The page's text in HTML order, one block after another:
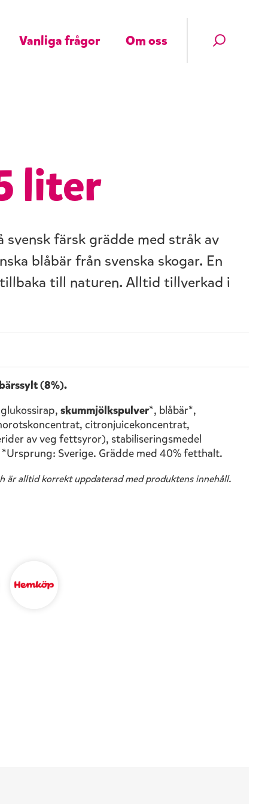
Vanliga frågor Om oss
liter
färsk grädde med stråk av
blåbär från svenska skogar. En
till naturen. Alltid tillverkad i
(8%).
skummjölkspulver*, blåbär*,
citronjuicekoncentrat,
av veg fettsyror), stabiliseringsmedel
Sverige. Grädde med 40% fetthalt.
är alltid korrekt uppdaterad med produktens innehåll.